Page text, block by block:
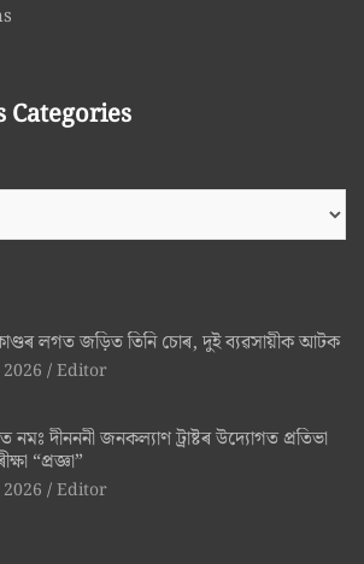
Categories
লগত জড়িত তিনি চোৰ, দুই ব্যৱসায়ীক আটক
Editor
নমঃ দীনননী জনকল্যাণ ট্ৰাষ্টৰ উদ্যোগত প্ৰতিভা
“প্ৰজ্ঞা”
Editor